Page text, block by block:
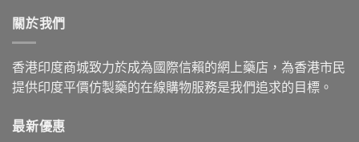
關於我們
香港印度商城致力於成為國際信賴的網上藥店，為香港市民
提供印度平價仿製藥的在線購物服務是我們追求的目標。
最新優惠